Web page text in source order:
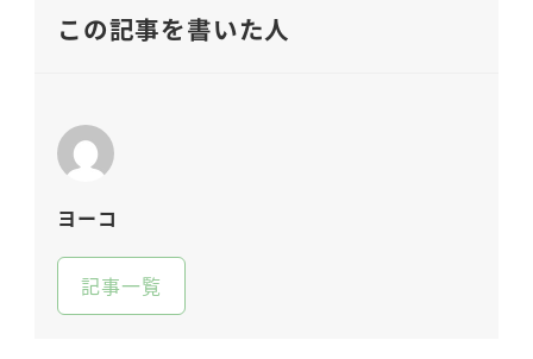
この記事を書いた人
ヨーコ
記事一覧